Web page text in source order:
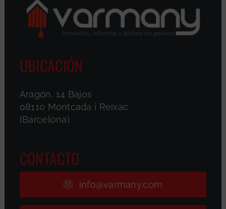
UBICACIÓN
Aragón, 14 Bajos
08110 Montcada i Reixac
(Barcelona)
CONTACTO
info@varmany.com